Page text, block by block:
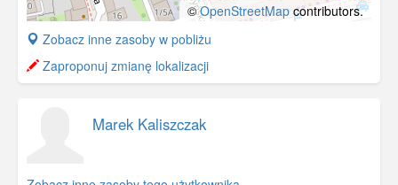
©OpenStreetMap contributors.
+
−
Zobacz inne zasoby w pobliżu
Zaproponuj zmianę lokalizacji
Marek Kaliszczak